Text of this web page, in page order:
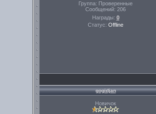
Группа: Проверенные
Сообщений: 206
Награды: 0
Статус: Offline
gogidjan
Новичок